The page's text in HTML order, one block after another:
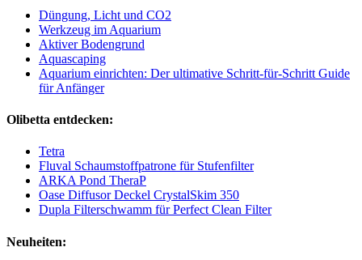
Düngung, Licht und CO2
Werkzeug im Aquarium
Aktiver Bodengrund
Aquascaping
Aquarium einrichten: Der ultimative Schritt-für-Schritt Guide
für Anfänger
Olibetta entdecken:
Tetra
Fluval Schaumstoffpatrone für Stufenfilter
ARKA Pond TheraP
Oase Diffusor Deckel CrystalSkim 350
Dupla Filterschwamm für Perfect Clean Filter
Neuheiten: